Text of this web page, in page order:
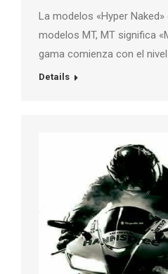
La modelos «Hyper
modelos MT, MT significa
gama comienza con el nivel
Details